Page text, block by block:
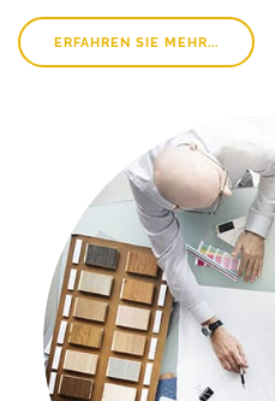
ERFAHREN SIE MEHR...